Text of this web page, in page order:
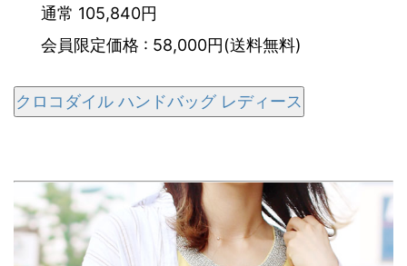
通常 105,840円
会員限定価格 : 58,000円(送料無料)
クロコダイル ハンドバッグ レディース